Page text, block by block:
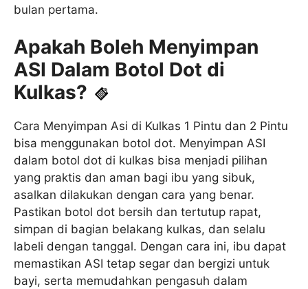
bulan pertama.
Apakah Boleh Menyimpan
ASI Dalam Botol Dot di
Kulkas?
Cara Menyimpan Asi di Kulkas 1 Pintu dan 2 Pintu
bisa menggunakan botol dot. Menyimpan ASI
dalam botol dot di kulkas bisa menjadi pilihan
yang praktis dan aman bagi ibu yang sibuk,
asalkan dilakukan dengan cara yang benar.
Pastikan botol dot bersih dan tertutup rapat,
simpan di bagian belakang kulkas, dan selalu
labeli dengan tanggal. Dengan cara ini, ibu dapat
memastikan ASI tetap segar dan bergizi untuk
bayi, serta memudahkan pengasuh dalam